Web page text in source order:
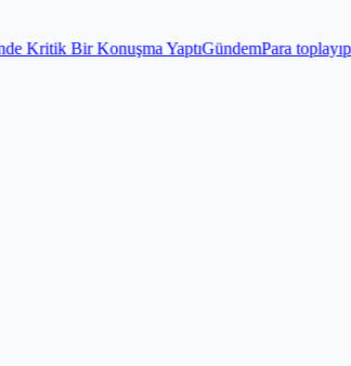
GündemPara toplayıp kurban kesmediği